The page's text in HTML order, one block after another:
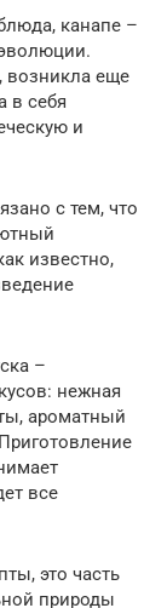
канапе –
возникла еще
в себя
и
с тем, что
известно,
–
нежная
ароматный
все
это часть
природы